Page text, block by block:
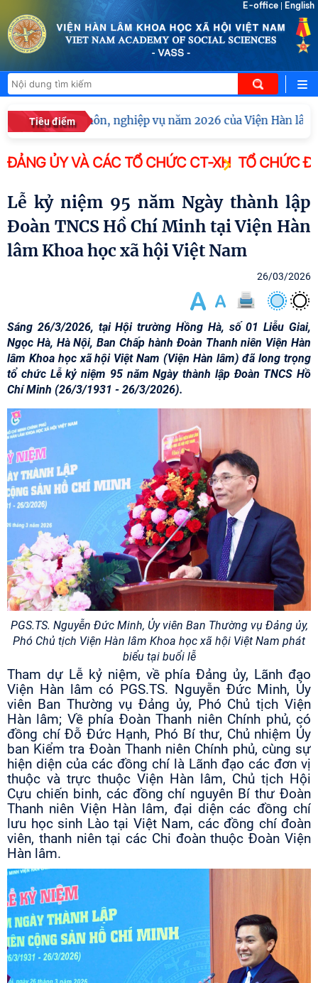
E-office English
Tiêu điểm
chuyên môn, nghiệp vụ năm 2026 của Viện Hàn lâm
ĐẢNG ỦY VÀ CÁC TỔ CHỨC CT-XH TỔ CHỨC
Lễ kỷ niệm 95 năm Ngày thành lập
Đoàn TNCS Hồ Chí Minh tại Viện Hàn
lâm Khoa học xã hội Việt Nam
26/03/2026
Sáng 26/3/2026, tại Hội trường Hồng Hà, số 01 Liễu Giai,
Ngọc Hà, Hà Nội, Ban Chấp hành Đoàn Thanh niên Viện Hàn
lâm Khoa học xã hội Việt Nam (Viện Hàn lâm) đã long trọng
tổ chức Lễ kỷ niệm 95 năm Ngày thành lập Đoàn TNCS Hồ
Chí Minh (26/3/1931 - 26/3/2026).
PGS.TS. Nguyễn Đức Minh, Ủy viên Ban Thường vụ Đảng ủy,
Phó Chủ tịch Viện Hàn lâm Khoa học xã hội Việt Nam phát
biểu tại buổi lễ
Tham dự Lễ kỷ niệm, về phía Đảng ủy, Lãnh đạo
Viện Hàn lâm có PGS.TS. Nguyễn Đức Minh, Ủy
viên Ban Thường vụ Đảng ủy, Phó Chủ tịch Viện
Hàn lâm; Về phía Đoàn Thanh niên Chính phủ, có
đồng chí Đỗ Đức Hạnh, Phó Bí thư, Chủ nhiệm Ủy
ban Kiểm tra Đoàn Thanh niên Chính phủ, cùng sự
hiện diện của các đồng chí là Lãnh đạo các đơn vị
thuộc và trực thuộc Viện Hàn lâm, Chủ tịch Hội
Cựu chiến binh, các đồng chí nguyên Bí thư Đoàn
Thanh niên Viện Hàn lâm, đại diện các đồng chí
lưu học sinh Lào tại Việt Nam, các đồng chí đoàn
viên, thanh niên tại các Chi đoàn thuộc Đoàn Viện
Hàn lâm.